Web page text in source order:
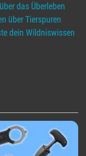
das Überleben
über Tierspuren
dein Wildniswissen